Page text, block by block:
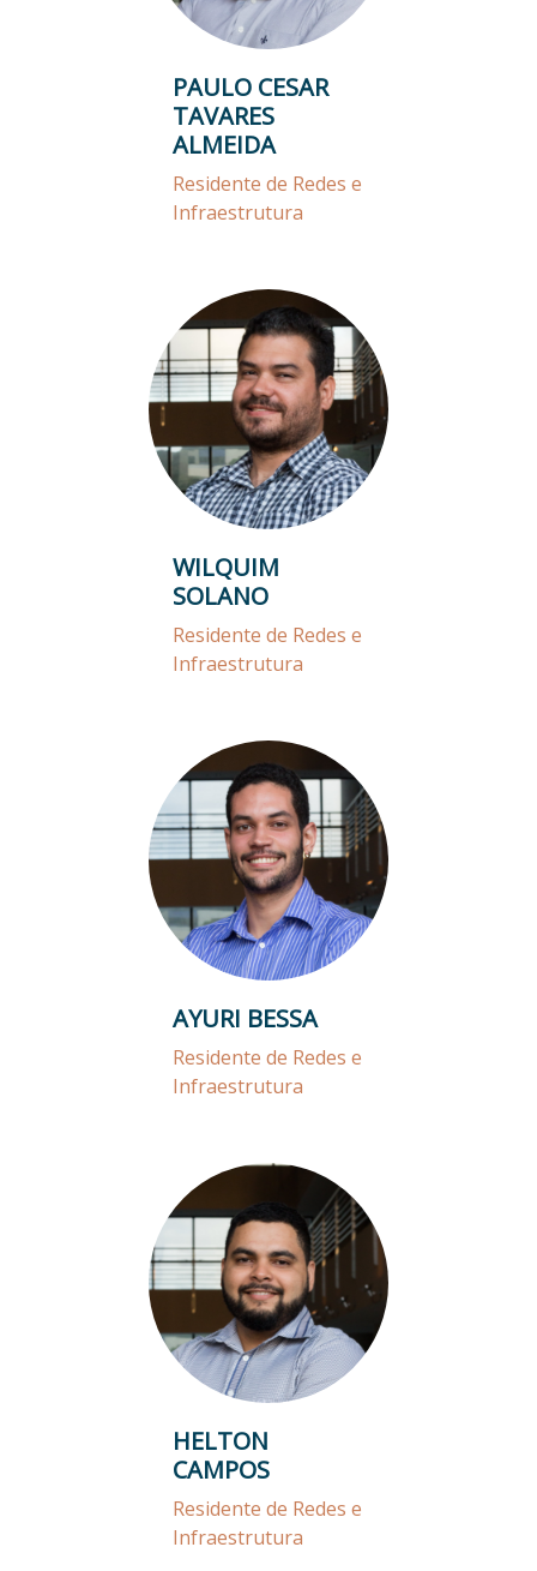
PAULO CESAR
TAVARES
ALMEIDA
Residente de Redes e
Infraestrutura
WILQUIM
SOLANO
Residente de Redes e
Infraestrutura
AYURI BESSA
Residente de Redes e
Infraestrutura
HELTON
CAMPOS
Residente de Redes e
Infraestrutura